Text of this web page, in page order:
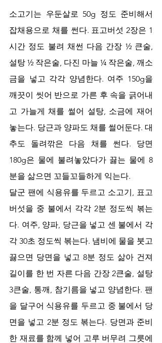
소고기는 우둔살로 50g 정도 준비해서
잡채용으로 채를 썬다. 표고버섯 2장은 1
시간 정도 불려 채썬 다음 간장 ½ 큰술,
설탕 ½ 작은술, 다진 마늘 ¼ 작은술, 깨소
금을 넣고 각각 양념한다. 여주 150g을
깨끗이 씻어 반으로 가른 후 속을 긁어내
고 가늘게 채를 썰어 설탕, 소금에 재어
놓는다. 당근과 양파도 채를 썰어둔다. 대
추도 돌려깎은 다음 채를 썬다. 당면
180g은 물에 불려놓았다가 끓는 물에 8
분을 삶으면 꼬들꼬들하게 익는다.
달군 팬에 식용유를 두르고 소고기, 표고
버섯을 중 불에서 각각 2분 정도씩 볶는
다. 여주, 양파, 당근을 넣고 센 불에서 각
각 30초 정도씩 볶는다. 냄비에 물을 붓고
끓으면 당면을 넣고 8분 정도 삶아 건져
길이를 한 번 자른 다음 간장 2큰술, 설탕
3큰술, 통깨, 참기름을 넣고 양념한다. 팬
을 달구어 식용유를 두르고 중 불에서 당
면을 넣고 2분 정도 볶는다. 당면과 준비
한 재료를 함께 넣어 고루 버무려 그릇에